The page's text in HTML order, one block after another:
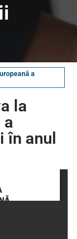
a
la
în anul